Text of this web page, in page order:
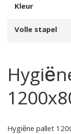
Kleur
Volle stapel
Hygiëne pallet